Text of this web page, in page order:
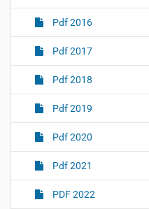
Pdf 2016
Pdf 2017
Pdf 2018
Pdf 2019
Pdf 2020
Pdf 2021
PDF 2022